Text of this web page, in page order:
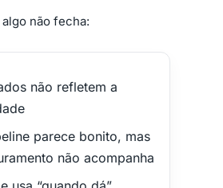
não fecha:
não refletem a
parece bonito, mas
não acompanha